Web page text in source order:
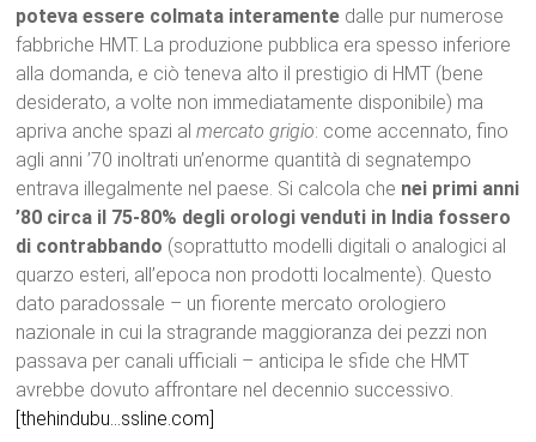
poteva essere colmata interamente dalle pur numerose
fabbriche HMT. La produzione pubblica era spesso inferiore
alla domanda, e ciò teneva alto il prestigio di HMT (bene
desiderato, a volte non immediatamente disponibile) ma
apriva anche spazi almercato grigio: come accennato, fino
agli anni ’70 inoltrati un’enorme quantità di segnatempo
entrava illegalmente nel paese. Si calcola che nei primi anni
’80 circa il 75-80% degli orologi venduti in India fossero
di contrabbando (soprattutto modelli digitali o analogici al
quarzo esteri, all’epoca non prodotti localmente). Questo
dato paradossale – un fiorente mercato orologiero
nazionale in cui la stragrande maggioranza dei pezzi non
passava per canali ufficiali – anticipa le sfide che HMT
avrebbe dovuto affrontare nel decennio successivo.
[thehindubu…ssline.com]